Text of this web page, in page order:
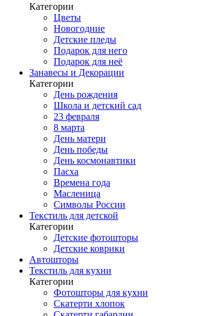
Категории
Цветы
Новогодние
Детские пледы
Подарок для него
Подарок для неё
Занавесы и Декорации
Категории
День рождения
Школа и детский сад
23 февраля
8 марта
День матери
День победы
День космонавтики
Пасха
Времена года
Масленица
Символы России
Текстиль для детской
Категории
Детские фотошторы
Детские коврики
Автошторы
Текстиль для кухни
Категории
Фотошторы для кухни
Скатерти хлопок